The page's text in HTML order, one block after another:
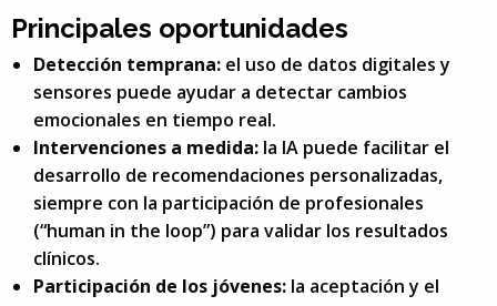
Principales oportunidades
Detección temprana: el uso de datos digitales y
sensores puede ayudar a detectar cambios
emocionales en tiempo real.
Intervenciones a medida: la IA puede facilitar el
desarrollo de recomendaciones personalizadas,
siempre con la participación de profesionales
(“human in the loop”) para validar los resultados
clínicos.
Participación de los jóvenes: la aceptación y el